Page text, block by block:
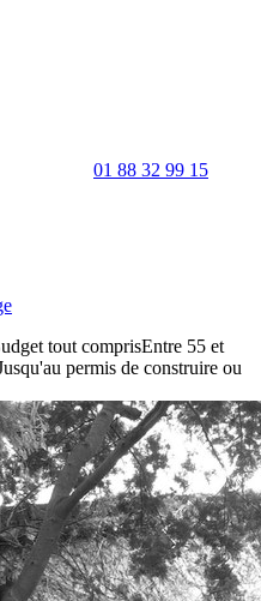
01 88 32 99 15
tout comprisEntre 55 et
permis de construire ou